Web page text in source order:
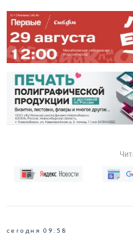
сегодня 09:58